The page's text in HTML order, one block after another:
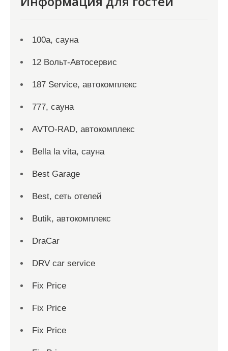
100а, сауна
12 Вольт-Автосервис
187 Service, автокомплекс
777, сауна
AVTO-RAD, автокомплекс
Bella la vita, сауна
Best Garage
Best, сеть отелей
Butik, автокомплекс
DraCar
DRV car service
Fix Price
Fix Price
Fix Price